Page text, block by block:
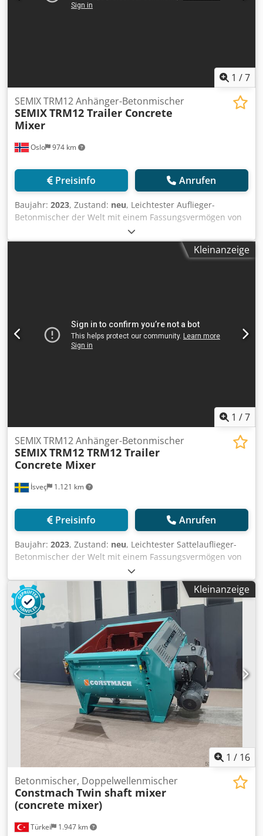
1 /7
Oslo 974 km
SEMIX TRM12 Anhänger-Betonmischer
SEMIXTRM12 Trailer Concrete
Mixer
Preisinfo Anrufen
Baujahr: 2023, Zustand: neu, Leichtester Auflieger-
Betonmischer der Welt mit einem Fassungsvermögen von
12 m³. Dedjgavc Hopfx Ahhewa
Kleinanzeige
1 /7
İsveç 1.121 km
SEMIX TRM12 Anhänger-Betonmischer
SEMIXTRM12 TRM12 Trailer
Concrete Mixer
Preisinfo Anrufen
Baujahr: 2023, Zustand: neu, Leichtester Sattelauflieger-
Betonmischer der Welt mit einem Fassungsvermögen von
12 m³. Dwjdpjgavbhefx Ahhoa
Kleinanzeige
1 / 16
Türkei 1.947 km
Betonmischer, Doppelwellenmischer
Constmach Twin shaft mixer
(concrete mixer)